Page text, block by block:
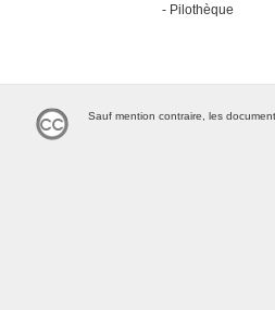
Pilothèque
Sauf mention contraire, les